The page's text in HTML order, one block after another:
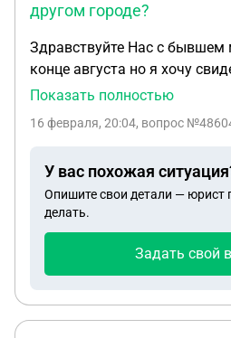
другом городе?
Здравствуйте Нас с бывшем мужем развели в
конце августа но я хочу
получить? Но нужно постановление о решение
другом городе?
Показать полностью
16 февраля, 20:04, вопрос
У вас похожая
Опишите свои детали — юрист
делать.
Задать свой